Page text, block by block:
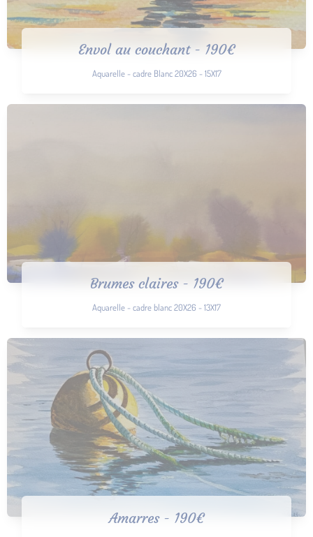
Envol au couchant - 190€
Aquarelle - cadre Blanc 20X26 - 15X17
Brumes claires - 190€
Aquarelle - cadre blanc 20X26 - 13X17
Amarres - 190€